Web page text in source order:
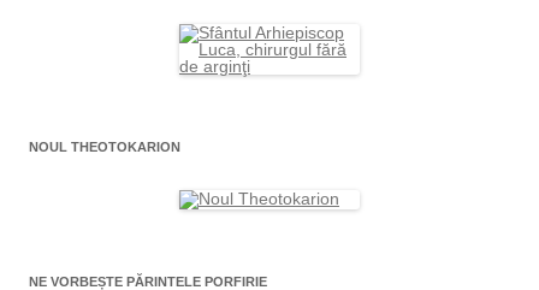
NOUL THEOTOKARION
NE VORBEȘTE PĂRINTELE PORFIRIE